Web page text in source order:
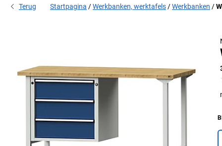
Terug Startpagina Werkbanken, werktafels Werkbanken